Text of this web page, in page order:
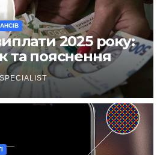
2025 року:
та пояснення